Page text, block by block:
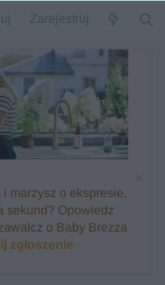
Zarejestruj
marzysz o ekspresie,
sekund? Opowiedz
o Baby Brezza
zgłoszenie